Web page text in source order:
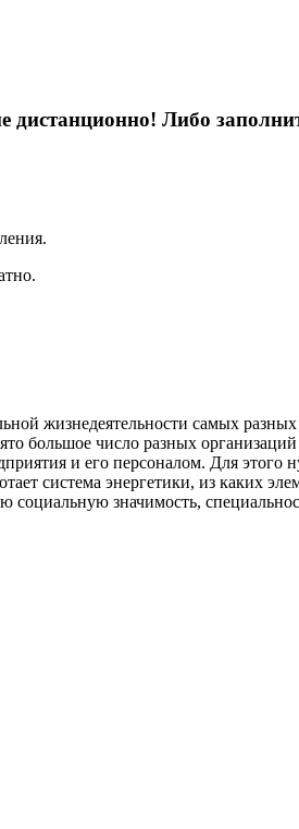
дистанционно! Либо
жизнедеятельности самых
большое число разных
и его персоналом. Для
система энергетики, из каких
значимость,